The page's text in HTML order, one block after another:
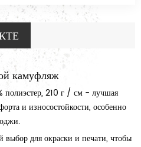
камуфляж
210 г / см - лучшая
и износостойкости, особенно
для окраски и печати, чтобы